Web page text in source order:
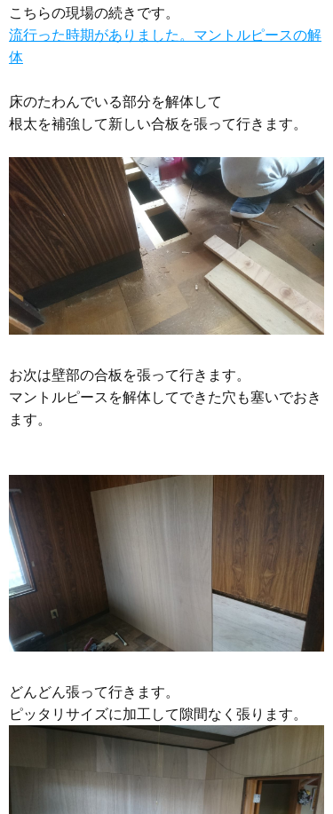
こちらの現場の続きです。
流行った時期がありました。マントルピースの解
体
床のたわんでいる部分を解体して
根太を補強して新しい合板を張って行きます。
お次は壁部の合板を張って行きます。
マントルピースを解体してできた穴も塞いでおき
ます。
どんどん張って行きます。
ピッタリサイズに加工して隙間なく張ります。